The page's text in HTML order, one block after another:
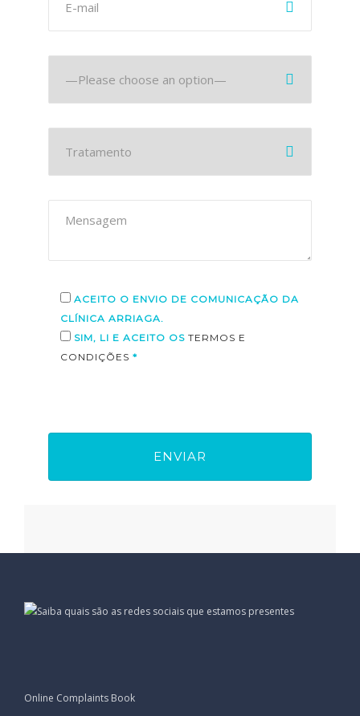
ACEITO O ENVIO DE COMUNICAÇÃO DA
CLÍNICA ARRIAGA.
SIM, LI E ACEITO OS TERMOS E
CONDIÇÕES *
Online Complaints Book